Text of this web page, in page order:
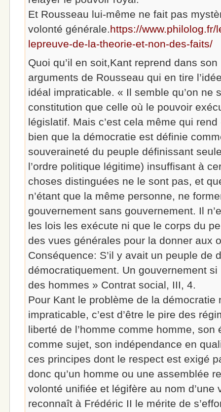
Et Rousseau lui-même ne fait pas
volonté générale.https://
lepreuve-de-la-theorie-et-non-des-faits/
Quoi qu’il en soit,Kant reprend dans
arguments de Rousseau qui en tire
idéal impraticable. « Il semble qu’on ne
constitution que celle où le pouvoir
législatif. Mais c’est cela même qui
bien que la démocratie est définie
souveraineté du peuple définissant
l’ordre politique légitime) insuffisant à
choses distinguées ne le sont pas, et
n’étant que la même personne, ne
gouvernement sans gouvernement. Il
les lois les exécute ni que le corps du
des vues générales pour la donner aux
Conséquence: S’il y avait un peuple de
démocratiquement. Un gouvernement
des hommes » Contrat social, III, 4.
Pour Kant le problème de la démocratie
impraticable, c’est d’être le pire des
liberté de l’homme comme homme,
comme sujet, son indépendance en
ces principes dont le respect est exigé
donc qu’un homme ou une assemblée
volonté unifiée et légifère au nom d’une
reconnaît à Frédéric II le mérite de